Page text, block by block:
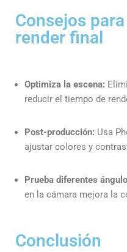
Consejos
render final
Optimiza la escena:
reducir el tiempo de
Post-producción: Usa
ajustar colores y
Prueba diferentes
en la cámara mejora la
Conclusión